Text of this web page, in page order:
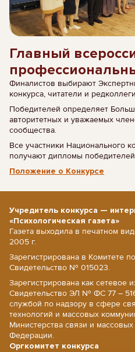
Главный
Финалистов выбирают
конкурса, читатели и
Победителей определяет
авторитетных и уважаемых
сообщества.
Все участники Национального
получают дипломы
Положение о Конкурсе
Учредитель конкурса —
«Психологическая газета»
Газета выходила в печатном
2005 г.
Зарегистрирована в Комитете
Свидетельство № 015023.
Зарегистрирована как сетевое
Свидетельство ЭЛ № ФС 77 –
службой по надзору в сфере
технологий и массовых
Министерства связи и
Федерации.
Оргкомитет конкурса